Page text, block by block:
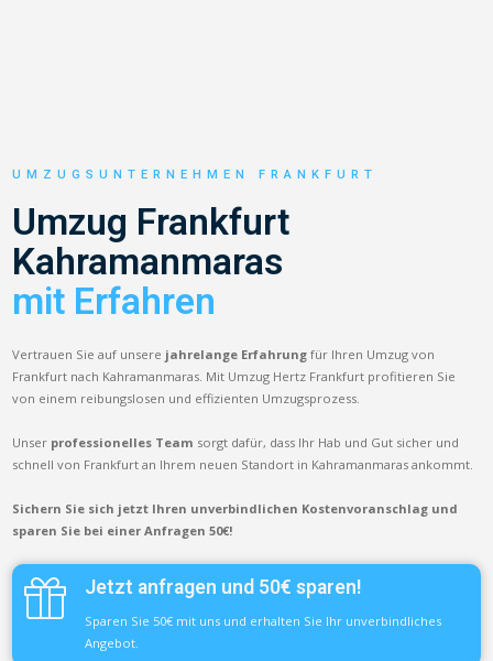
UMZUGSUNTERNEHMEN FRANKFURT
Umzug Frankfurt
Kahramanmaras
mit Erfahren
Vertrauen Sie auf unsere jahrelange Erfahrung für Ihren Umzug von
Frankfurt nach Kahramanmaras. Mit Umzug Hertz Frankfurt profitieren Sie
von einem reibungslosen und effizienten Umzugsprozess.
Unser professionelles Team sorgt dafür, dass Ihr Hab und Gut sicher und
schnell von Frankfurt an Ihrem neuen Standort in Kahramanmaras ankommt.
Sichern Sie sich jetzt Ihren unverbindlichen Kostenvoranschlag und
sparen Sie bei einer Anfragen 50€!
Jetzt anfragen und 50€ sparen!
Sparen Sie 50€ mit uns und erhalten Sie Ihr unverbindliches
Angebot.